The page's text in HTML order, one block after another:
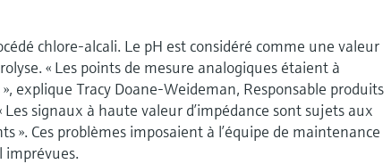
chlore-alcali. Le pH est considéré comme une valeur
« Les points de mesure analogiques étaient à
explique Tracy Doane-Weideman, Responsable produits
Les signaux à haute valeur d’impédance sont sujets aux
». Ces problèmes imposaient à l’équipe de maintenance
imprévues.